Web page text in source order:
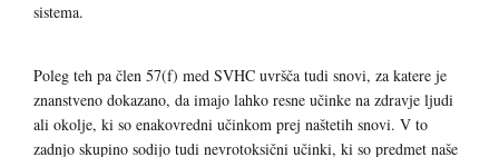
sistema.
Poleg teh pa člen 57(f) med SVHC uvršča tudi snovi, za katere je
znanstveno dokazano, da imajo lahko resne učinke na zdravje ljudi
ali okolje, ki so enakovredni učinkom prej naštetih snovi. V to
zadnjo skupino sodijo tudi nevrotoksični učinki, ki so predmet naše